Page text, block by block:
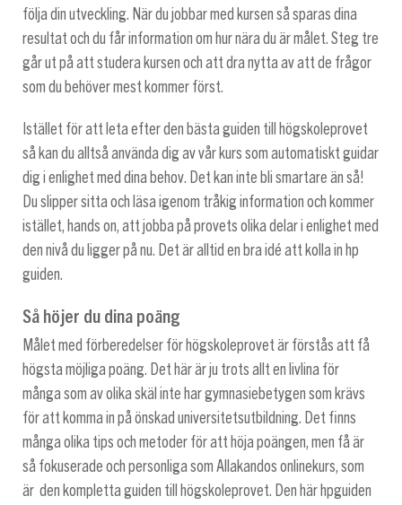
följa din utveckling. När du jobbar med kursen så sparas dina
resultat och du får information om hur nära du är målet. Steg tre
går ut på att studera kursen och att dra nytta av att de frågor
som du behöver mest kommer först.
Istället för att leta efter den bästa guiden till högskoleprovet
så kan du alltså använda dig av vår kurs som automatiskt guidar
dig i enlighet med dina behov. Det kan inte bli smartare än så!
Du slipper sitta och läsa igenom tråkig information och kommer
istället, hands on, att jobba på provets olika delar i enlighet med
den nivå du ligger på nu. Det är alltid en bra idé att kolla in hp
guiden.
Så höjer du dina poäng
Målet med förberedelser för högskoleprovet är förstås att få
högsta möjliga poäng. Det här är ju trots allt en livlina för
många som av olika skäl inte har gymnasiebetygen som krävs
för att komma in på önskad universitetsutbildning. Det finns
många olika tips och metoder för att höja poängen, men få är
så fokuserade och personliga som Allakandos onlinekurs, som
är den kompletta guiden till högskoleprovet. Den här hpguiden